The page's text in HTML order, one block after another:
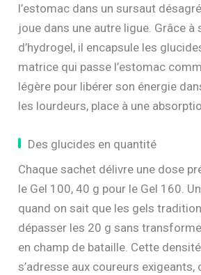
l’estomac dans un sursaut
joue dans une autre ligue. Grâce à
d’hydrogel, il encapsule les
matrice qui passe l’estomac
légère pour libérer son énergie
les lourdeurs, place à une
Des glucides en quantité
Chaque sachet délivre une dose
le Gel 100, 40 g pour le Gel 160.
quand on sait que les gels
dépasser les 20 g sans
en champ de bataille. Cette
s’adresse aux coureurs